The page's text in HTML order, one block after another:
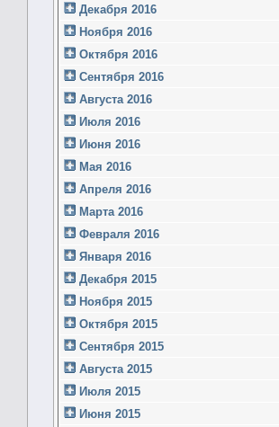
Декабря 2016
Ноября 2016
Октября 2016
Сентября 2016
Августа 2016
Июля 2016
Июня 2016
Мая 2016
Апреля 2016
Марта 2016
Февраля 2016
Января 2016
Декабря 2015
Ноября 2015
Октября 2015
Сентября 2015
Августа 2015
Июля 2015
Июня 2015